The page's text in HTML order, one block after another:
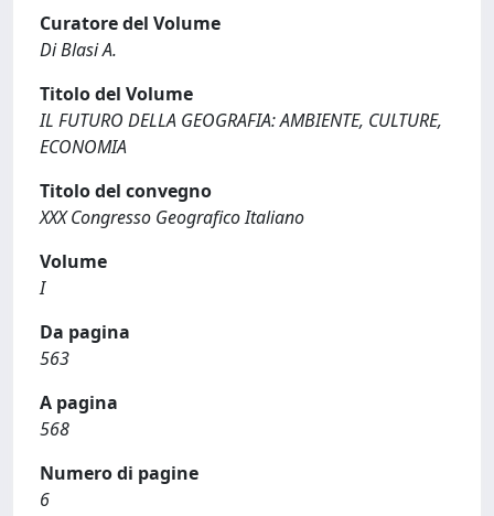
Curatore del Volume
Di Blasi A.
Titolo del Volume
IL FUTURO DELLA GEOGRAFIA: AMBIENTE, CULTURE,
ECONOMIA
Titolo del convegno
XXX Congresso Geografico Italiano
Volume
I
Da pagina
563
A pagina
568
Numero di pagine
6